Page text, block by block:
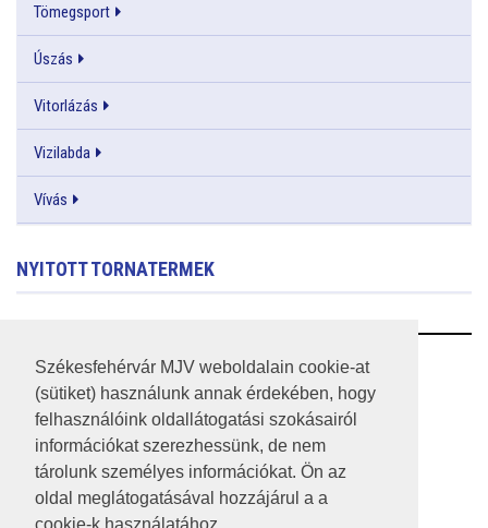
Székesfehérvár MJV weboldalain cookie-at
(sütiket) használunk annak érdekében, hogy
felhasználóink oldallátogatási szokásairól
információkat szerezhessünk, de nem
tárolunk személyes információkat. Ön az
oldal meglátogatásával hozzájárul a a
Tömegsport
Úszás
Vitorlázás
Vizilabda
Vívás
NYITOTT TORNATERMEK
RSS
A HONLAP 2017.03.31-I ÁLLAPOTA
JOGI NYILATKOZAT
IMPRESSZUM